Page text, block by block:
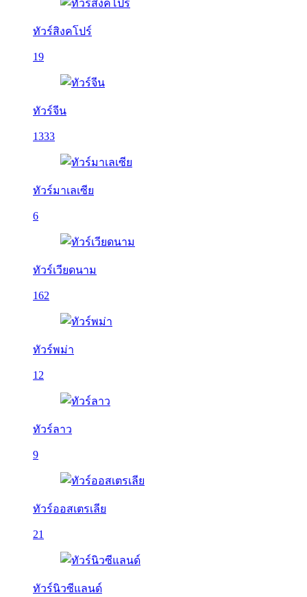
ทัวร์สิงคโปร์
19
ทัวร์จีน
1333
ทัวร์มาเลเซีย
6
ทัวร์เวียดนาม
162
ทัวร์พม่า
12
ทัวร์ลาว
9
ทัวร์ออสเตรเลีย
21
ทัวร์นิวซีแลนด์